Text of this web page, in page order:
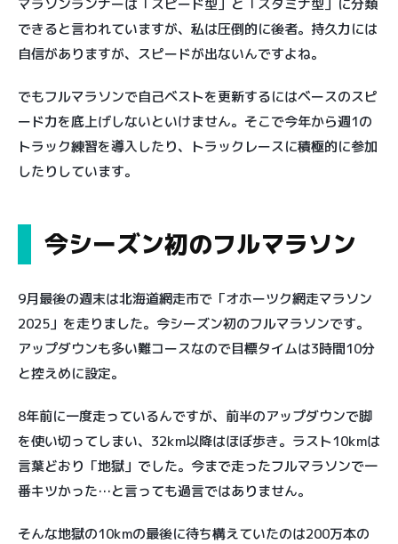
マラソンランナーは「スピード型」と「スタミナ型」に分類
できると言われていますが、私は圧倒的に後者。持久力には
自信がありますが、スピードが出ないんですよね。
でもフルマラソンで自己ベストを更新するにはベースのスピ
ード力を底上げしないといけません。そこで今年から週1の
トラック練習を導入したり、トラックレースに積極的に参加
したりしています。
今シーズン初のフルマラソン
9月最後の週末は北海道網走市で「オホーツク網走マラソン
2025」を走りました。今シーズン初のフルマラソンです。
アップダウンも多い難コースなので目標タイムは3時間10分
と控えめに設定。
8年前に一度走っているんですが、前半のアップダウンで脚
を使い切ってしまい、32km以降はほぼ歩き。ラスト10kmは
言葉どおり「地獄」でした。今まで走ったフルマラソンで一
番キツかった…と言っても過言ではありません。
そんな地獄の10kmの最後に待ち構えていたのは200万本の